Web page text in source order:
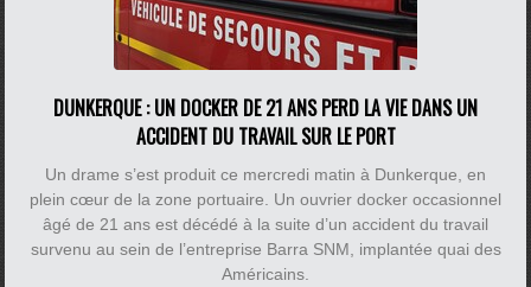
DUNKERQUE : UN DOCKER DE 21 ANS PERD LA VIE DANS UN
ACCIDENT DU TRAVAIL SUR LE PORT
Un drame s’est produit ce mercredi matin à Dunkerque, en
plein cœur de la zone portuaire. Un ouvrier docker occasionnel
âgé de 21 ans est décédé à la suite d’un accident du travail
survenu au sein de l’entreprise Barra SNM, implantée quai des
Américains.